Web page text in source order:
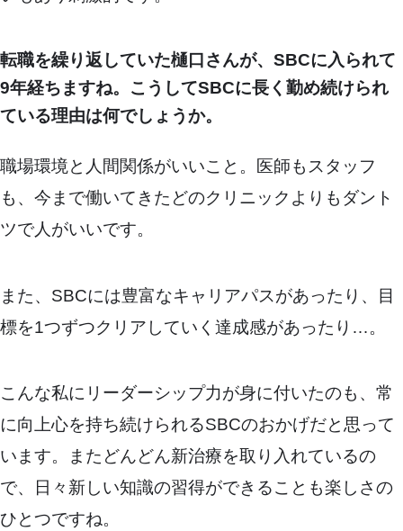
転職を繰り返していた樋口さんが、SBCに入られて
9年経ちますね。こうしてSBCに長く勤め続けられ
ている理由は何でしょうか。
職場環境と人間関係がいいこと。医師もスタッフ
も、今まで働いてきたどのクリニックよりもダント
ツで人がいいです。
また、SBCには豊富なキャリアパスがあったり、目
標を1つずつクリアしていく達成感があったり…。
こんな私にリーダーシップ力が身に付いたのも、常
に向上心を持ち続けられるSBCのおかげだと思って
います。またどんどん新治療を取り入れているの
で、日々新しい知識の習得ができることも楽しさの
ひとつですね。